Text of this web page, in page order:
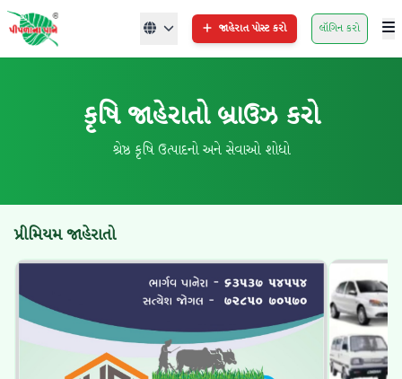
જાહેરાત પોસ્ટ કરો લૉગિન કરો
કૃષિ જાહેરાતો બ્રાઉઝ કરો
શ્રેષ્ઠ કૃષિ ઉત્પાદનો અને સેવાઓ શોધો
પ્રીમિયમ જાહેરાતો